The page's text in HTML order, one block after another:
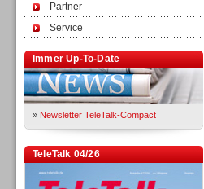
Partner
Service
Immer Up-To-Date
» Newsletter TeleTalk-Compact
TeleTalk 04/26